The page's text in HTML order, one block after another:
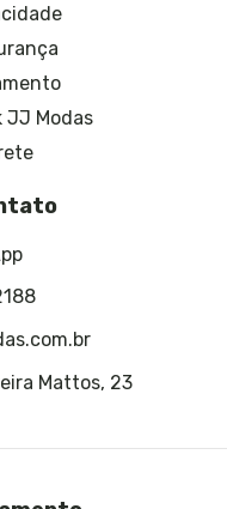
JJ Modas
Mattos, 23